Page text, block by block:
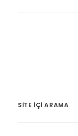
SITE IÇI ARAMA